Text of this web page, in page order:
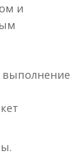
и
выполнение